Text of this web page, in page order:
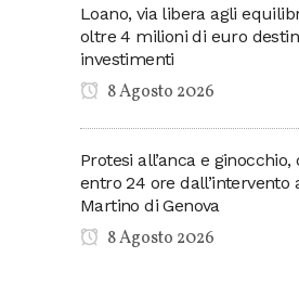
Loano, via libera agli
oltre 4 milioni di euro
investimenti
8 Agosto 2026
Protesi all’anca e
entro 24 ore dall’intervento
Martino di Genova
8 Agosto 2026